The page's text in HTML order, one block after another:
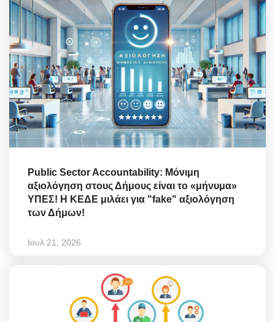
Public Sector Accountability: Μόνιμη
αξιολόγηση στους Δήμους είναι το «μήνυμα»
ΥΠΕΣ! Η ΚΕΔΕ μιλάει για "fake" αξιολόγηση
των Δήμων!
Ιουλ 21, 2026